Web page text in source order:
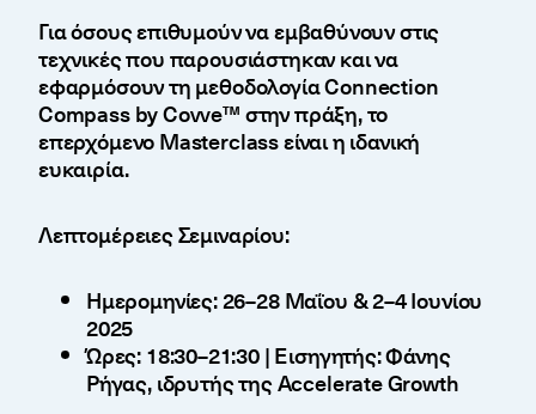
Για όσους επιθυμούν να εμβαθύνουν στις
τεχνικές που παρουσιάστηκαν και να
εφαρμόσουν τη μεθοδολογία Connection
Compass by Covve™ στην πράξη, το
επερχόμενο Masterclass είναι η ιδανική
ευκαιρία.
Λεπτομέρειες Σεμιναρίου:
Ημερομηνίες: 26–28 Μαΐου & 2–4 Ιουνίου
2025
Ώρες: 18:30–21:30 | Εισηγητής: Φάνης
Ρήγας, ιδρυτής της Accelerate Growth